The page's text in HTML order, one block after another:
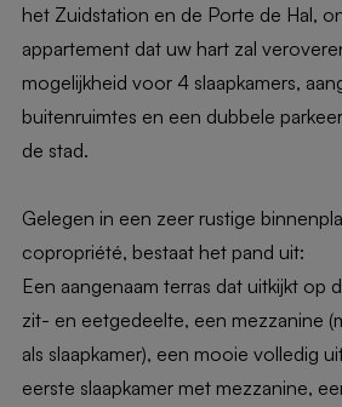
het Zuidstation en de Porte de Hal,
appartement dat uw hart zal
mogelijkheid voor 4 slaapkamers,
buitenruimtes en een dubbele
de stad.
Gelegen in een zeer rustige
copropriété, bestaat het pand uit:
Een aangenaam terras dat uitkijkt op
zit- en eetgedeelte, een mezzanine
als slaapkamer), een mooie volledig
eerste slaapkamer met mezzanine,